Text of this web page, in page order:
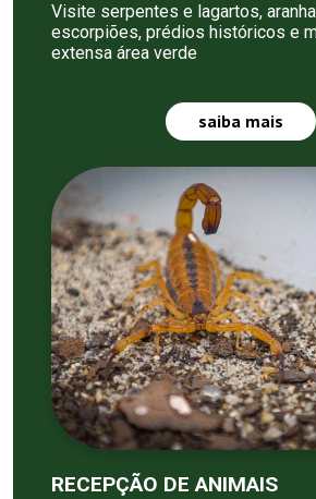
Visite serpentes e lagartos,
escorpiões, prédios históricos e
extensa área verde
saiba mais
RECEPÇÃO DE ANIMAIS